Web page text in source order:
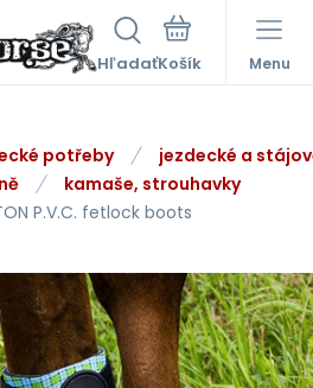
Hľadať Menu
potřeby
jezdecké a
kamaše, strouhavky
P.V.C. fetlock boots